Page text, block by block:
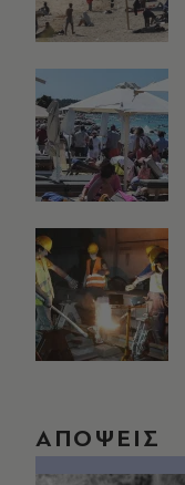
ΑΠΟΨΕΙΣ